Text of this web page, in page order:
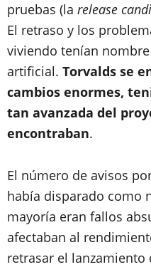
pruebas (la release
El retraso y los
viviendo tenían
artificial. Torvalds se
cambios enormes,
tan avanzada del
encontraban.
El número de avisos
había disparado como
mayoría eran fallos
afectaban al
retrasar el lanzamiento